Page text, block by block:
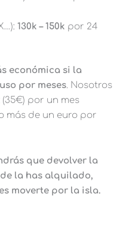
130k – 150k por 24
económica si la
por meses. Nosotros
(35€) por un mes
más de un euro por
que devolver la
la has alquilado,
moverte por la isla.